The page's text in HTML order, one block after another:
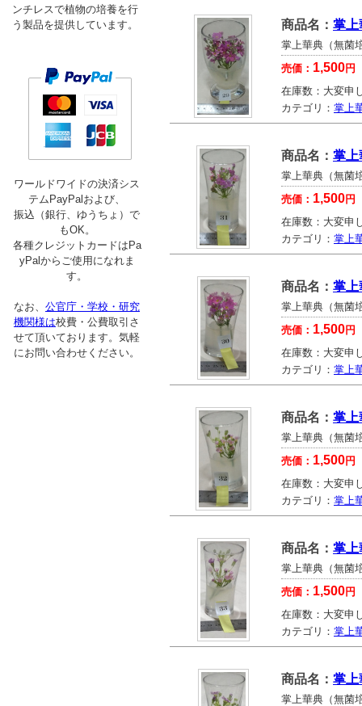
商品名： 掌上
掌上華典（無菌
売価： 1,500円
在庫数： 大変申
カテゴリ： 掌上
商品名： 掌上
掌上華典（無菌
売価： 1,500円
在庫数： 大変申
カテゴリ： 掌上
商品名： 掌上
掌上華典（無菌
売価： 1,500円
在庫数： 大変申
カテゴリ： 掌上
商品名： 掌上
掌上華典（無菌
売価： 1,500円
在庫数： 大変申
カテゴリ： 掌上
商品名： 掌上
掌上華典（無菌
売価： 1,500円
在庫数： 大変申
カテゴリ： 掌上
商品名： 掌上
掌上華典（無菌
ンチレスで植物の培養を行
う製品を提供しています。
ワールドワイドの決済シス
テムPayPalおよび、
振込（銀行、ゆうちょ）で
もOK。
各種クレジットカードはPa
yPalからご使用になれま
す。
なお、 公官庁・学校・研究
機関様は校費・公費取引さ
せて頂いております。気軽
にお問い合わせください。